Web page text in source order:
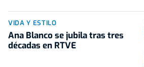
VIDA Y ESTILO
Ana Blanco se jubila tras tres
décadas en RTVE